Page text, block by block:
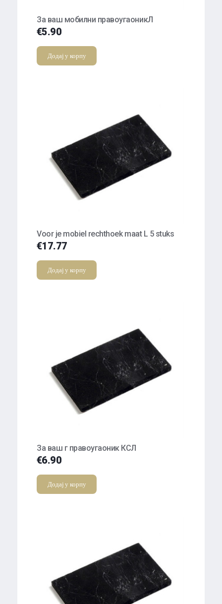
За ваш мобилни правоугаоникЛ
€5.90
Додај у корпу
Voor je mobiel rechthoek maat L 5 stuks
€17.77
Додај у корпу
За ваш г правоугаоник КСЛ
€6.90
Додај у корпу